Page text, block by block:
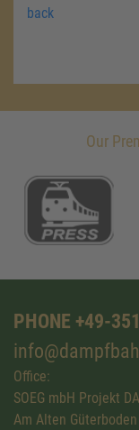
back
Our
PHONE +49-
Office:
SOEG mbH Projekt
Am Alten